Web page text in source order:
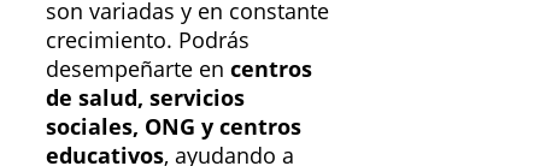
son variadas y en constante
crecimiento. Podrás
desempeñarte en centros
de salud, servicios
sociales, ONG y centros
educativos, ayudando a